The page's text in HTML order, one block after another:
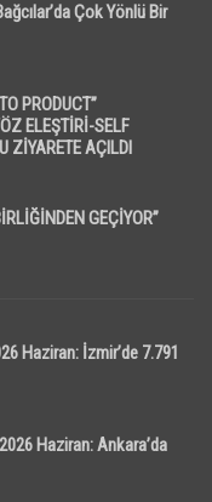
Çok Yönlü Bir
PRODUCT”
ELEŞTİRİ-SELF
ZİYARETE AÇILDI
GEÇİYOR”
Haziran: İzmir’de 7.791
Haziran: Ankara’da